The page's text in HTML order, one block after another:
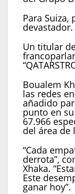
Para
devastador.
Un titular
Boualem
las redes
añadido
punto en
67.966
del área de
“Cada
derrota”,
Xhaka.
Este
ganar hoy”.